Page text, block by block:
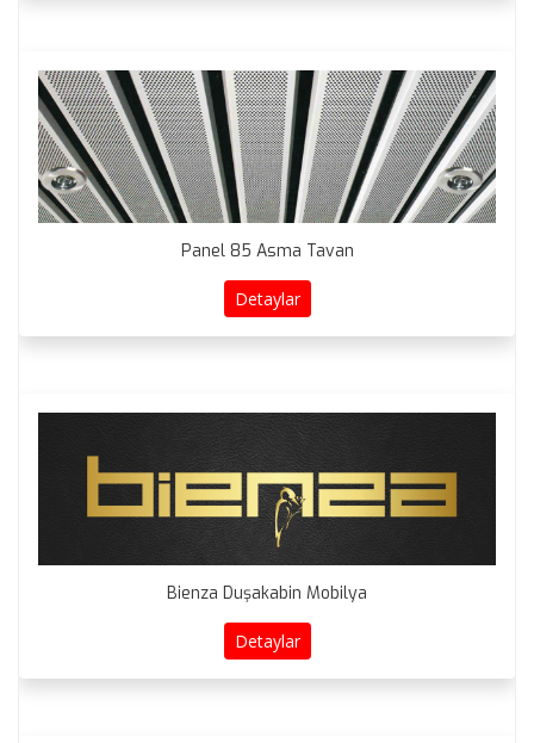
Panel 85 Asma Tavan
Detaylar
Bienza Duşakabin Mobilya
Detaylar